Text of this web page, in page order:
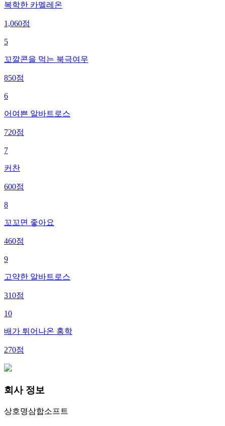
복학한 카멜레온
1,060점
5
꼬깔콘을 먹는 북극여우
850점
6
어여쁜 알바트로스
720점
7
커찬
600점
8
꼬꼬면 좋아요
460점
9
고약한 알바트로스
310점
10
배가 튀어나온 홍학
270점
회사 정보
상호명삼합소프트